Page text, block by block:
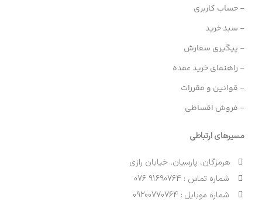
- حساب کاربری
- سبد خرید
- پیگیری سفارش
- راهنمای خرید عمده
- قوانین و مقررات
- فروش اقساطی
مسیرهای ارتباطی
هرمزگان، پارسیان، خیابان رازی
شماره تماس : 91690764 076
شماره موبایل : 09200770764